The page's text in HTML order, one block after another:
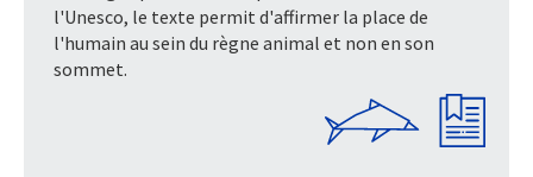
l'Unesco, le texte permit d'affirmer la place de
l'humain au sein du règne animal et non en son
sommet.